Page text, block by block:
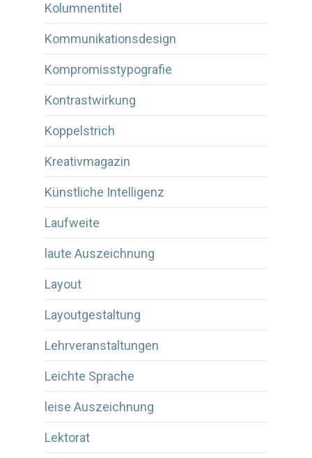
Kolumnentitel
Kommunikationsdesign
Kompromisstypografie
Kontrastwirkung
Koppelstrich
Kreativmagazin
Künstliche Intelligenz
Laufweite
laute Auszeichnung
Layout
Layoutgestaltung
Lehrveranstaltungen
Leichte Sprache
leise Auszeichnung
Lektorat